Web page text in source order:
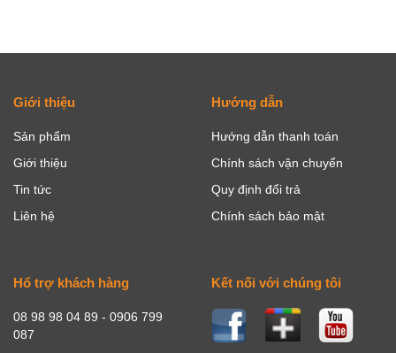
Giới thiệu
Sản phẩm
Giới thiệu
Tin tức
Liên hệ
Hướng dẫn
Hướng dẫn thanh toán
Chính sách vận chuyển
Quy định đổi trả
Chính sách bảo mật
Hổ trợ khách hàng
08 98 98 04 89 - 0906 799
087
Kết nối với chúng tôi